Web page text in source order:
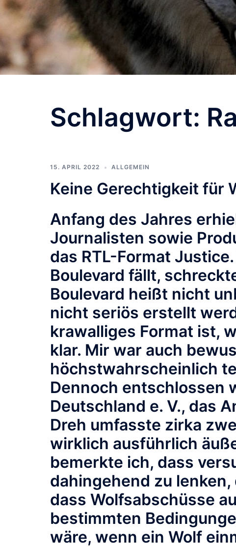
Schlagwort:
15. APRIL 2022 ALLGEMEIN
Keine Gerechtigkeit für
Anfang des Jahres
Journalisten sowie
das RTL-Format
Boulevard fällt,
Boulevard heißt nicht
nicht seriös erstellt
krawalliges Format ist,
klar. Mir war auch
höchstwahrscheinlich
Dennoch entschlossen
Deutschland e. V., das
Dreh umfasste zirka
wirklich ausführlich
bemerkte ich, dass
dahingehend zu
dass Wolfsabschüsse
bestimmten
wäre, wenn ein Wolf